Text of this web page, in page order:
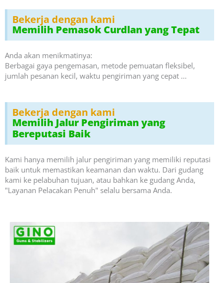
Bekerja dengan kami
Memilih Pemasok Curdlan yang Tepat
Anda akan menikmatinya:
Berbagai gaya pengemasan, metode pemuatan fleksibel,
jumlah pesanan kecil, waktu pengiriman yang cepat ...
Bekerja dengan kami
Memilih Jalur Pengiriman yang
Bereputasi Baik
Kami hanya memilih jalur pengiriman yang memiliki reputasi
baik untuk memastikan keamanan dan waktu. Dari gudang
kami ke pelabuhan tujuan, atau bahkan ke gudang Anda,
"Layanan Pelacakan Penuh" selalu bersama Anda.